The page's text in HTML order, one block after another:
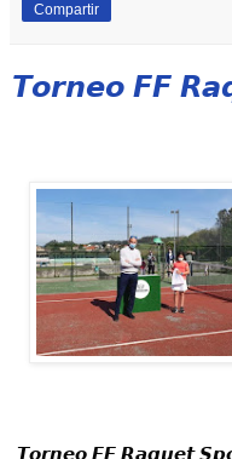
Compartir
𝙏𝙤𝙧𝙣𝙚𝙤 𝙁𝙁
𝙏𝙤𝙧𝙣𝙚𝙤 𝙁𝙁 𝙍𝙖𝙦𝙪𝙚𝙩